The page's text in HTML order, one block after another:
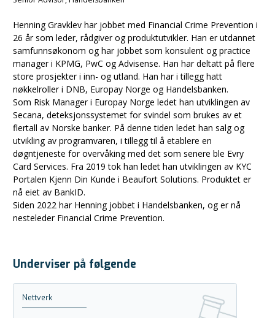
Henning Gravklev har jobbet med Financial Crime Prevention i
26 år som leder, rådgiver og produktutvikler. Han er utdannet
samfunnsøkonom og har jobbet som konsulent og practice
manager i KPMG, PwC og Advisense. Han har deltatt på flere
store prosjekter i inn- og utland. Han har i tillegg hatt
nøkkelroller i DNB, Europay Norge og Handelsbanken.
Som Risk Manager i Europay Norge ledet han utviklingen av
Secana, deteksjonssystemet for svindel som brukes av et
flertall av Norske banker. På denne tiden ledet han salg og
utvikling av programvaren, i tillegg til å etablere en
døgntjeneste for overvåking med det som senere ble Evry
Card Services. Fra 2019 tok han ledet han utviklingen av KYC
Portalen Kjenn Din Kunde i Beaufort Solutions. Produktet er
nå eiet av BankID.
Siden 2022 har Henning jobbet i Handelsbanken, og er nå
nesteleder Financial Crime Prevention.
Underviser på følgende
Nettverk